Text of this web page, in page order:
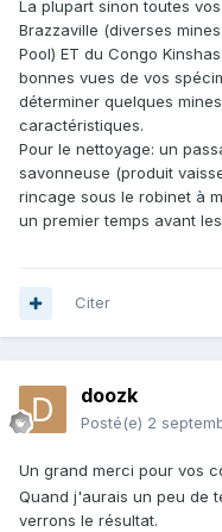
La plupart sinon toutes
Brazzaville (diverses
Pool) ET du Congo
bonnes vues de vos
déterminer quelques
caractéristiques.
Pour le nettoyage: un
savonneuse (produit
rincage sous le robinet à
un premier temps avant
Citer
doozk
Posté(e) 2
Un grand merci pour vos
Quand j'aurais un peu de
verrons le résultat.